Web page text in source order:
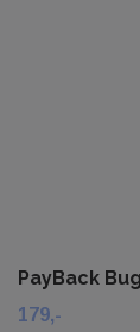
PayBack
179,-